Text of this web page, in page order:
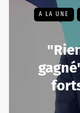
A LA UNE